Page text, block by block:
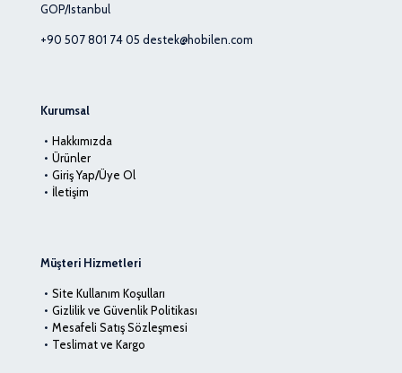
GOP/Istanbul
+90 507 801 74 05 destek@hobilen.com
Kurumsal
Hakkımızda
Ürünler
Giriş Yap/Üye Ol
İletişim
Müşteri Hizmetleri
Site Kullanım Koşulları
Gizlilik ve Güvenlik Politikası
Mesafeli Satış Sözleşmesi
Teslimat ve Kargo